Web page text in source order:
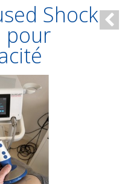
Shock
pour